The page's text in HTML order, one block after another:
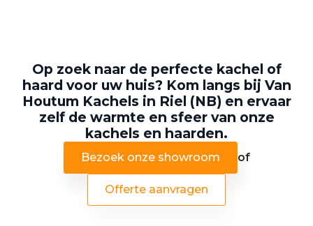
Op zoek naar de perfecte kachel of
haard voor uw huis? Kom langs bij Van
Houtum Kachels in Riel (NB) en ervaar
zelf de warmte en sfeer van onze
kachels en haarden.
Bezoek onze showroom of
Offerte aanvragen